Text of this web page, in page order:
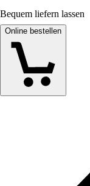
Bequem liefern lassen
Online bestellen